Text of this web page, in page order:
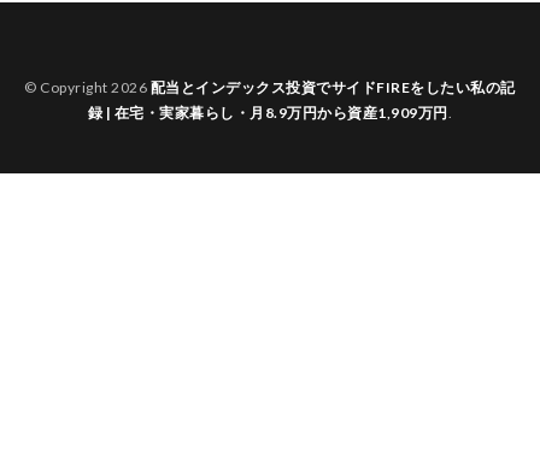
© Copyright 2026 配当とインデックス投資でサイドFIREをしたい私の記
録 | 在宅・実家暮らし・月8.9万円から資産1,909万円.